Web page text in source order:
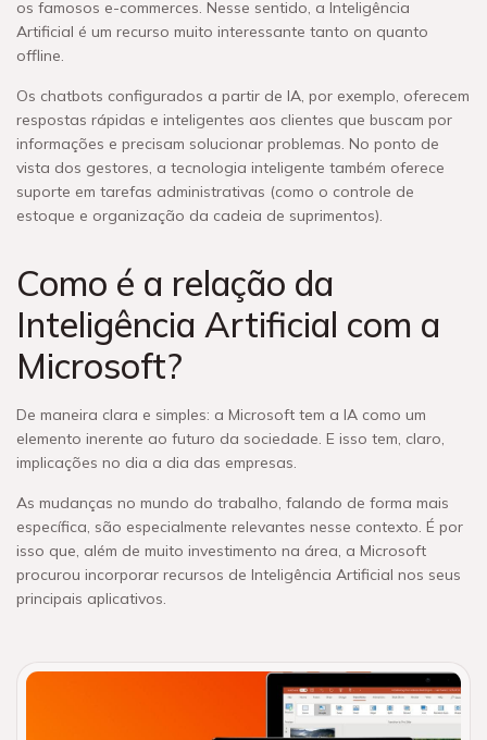
os famosos e-commerces. Nesse sentido, a Inteligência
Artificial é um recurso muito interessante tanto on quanto
offline.
Os chatbots configurados a partir de IA, por exemplo, oferecem
respostas rápidas e inteligentes aos clientes que buscam por
informações e precisam solucionar problemas. No ponto de
vista dos gestores, a tecnologia inteligente também oferece
suporte em tarefas administrativas (como o controle de
estoque e organização da cadeia de suprimentos).
Como é a relação da
Inteligência Artificial com a
Microsoft?
De maneira clara e simples: a Microsoft tem a IA como um
elemento inerente ao futuro da sociedade. E isso tem, claro,
implicações no dia a dia das empresas.
As mudanças no mundo do trabalho, falando de forma mais
específica, são especialmente relevantes nesse contexto. É por
isso que, além de muito investimento na área, a Microsoft
procurou incorporar recursos de Inteligência Artificial nos seus
principais aplicativos.